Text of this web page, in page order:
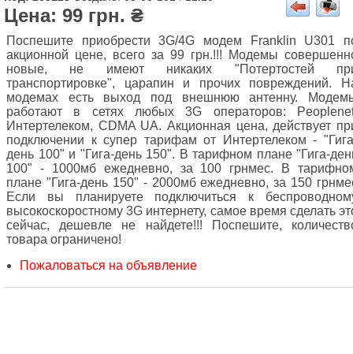
Цена: 99 грн. ₴
Поспешите приобрести 3G/4G модем Franklin U301
акционной цене, всего за 99 грн.!!! Модемы
новые, не имеют никаких "Потертостей
транспортировке", царапин и прочих повреждений.
модемах есть выход под внешнюю антенну.
работают в сетях любых 3G операторов:
Интертелеком, CDMA UA. Акционная цена, действует
подключении к супер тарифам от Интертелеком -
день 100" и "Гига-день 150". В тарифном плане "Гига-
100" - 1000мб ежедневно, за 100 грнмес. В
плане "Гига-день 150" - 2000мб ежедневно, за 150
Если вы планируете подключиться к
высокоскоростному 3G интернету, самое время сделать
сейчас, дешевле не найдете!!! Поспешите,
товара ограничено!
Пожаловаться на объявление